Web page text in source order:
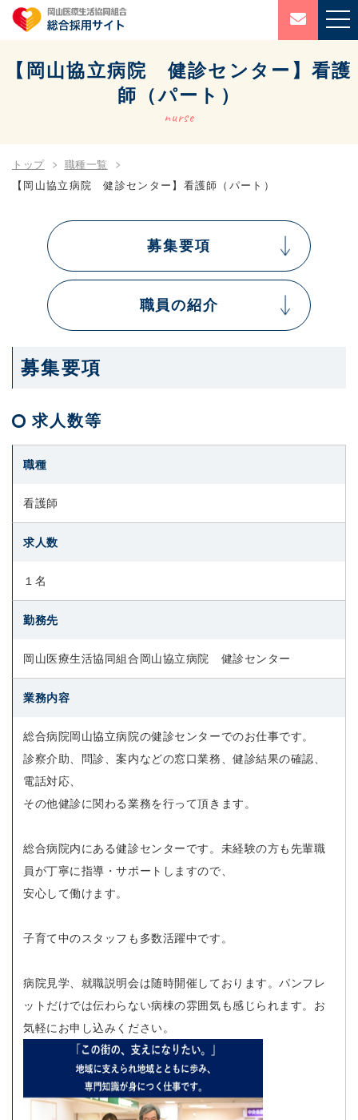
【岡山協立病院 健診センター】看護
師（パート）
nurse
トップ
職種一覧
【岡山協立病院 健診センター】看護師（パート）
募集要項
職員の紹介
募集要項
求人数等
職種
看護師
求人数
１名
勤務先
岡山医療生活協同組合岡山協立病院 健診センター
業務内容
総合病院岡山協立病院の健診センターでのお仕事です。
診察介助、問診、案内などの窓口業務、健診結果の確認、
電話対応、
その他健診に関わる業務を行って頂きます。
総合病院内にある健診センターです。未経験の方も先輩職
員が丁寧に指導・サポートしますので、
安心して働けます。
子育て中のスタッフも多数活躍中です。
病院見学、就職説明会は随時開催しております。パンフレ
ットだけでは伝わらない病棟の雰囲気も感じられます。お
気軽にお申し込みください。